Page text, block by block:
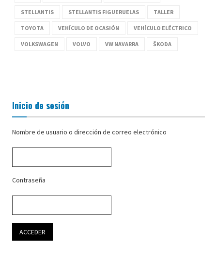
STELLANTIS STELLANTIS FIGUERUELAS TALLER
TOYOTA VEHÍCULO DE OCASIÓN VEHÍCULO ELÉCTRICO
VOLKSWAGEN VOLVO VW NAVARRA ŠKODA
Inicio de sesión
Nombre de usuario o dirección de correo electrónico
Contraseña